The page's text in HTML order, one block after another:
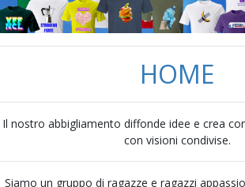
HOME
Il nostro abbigliamento diffonde idee e crea
con visioni condivise.
Siamo un gruppo di ragazze e ragazzi